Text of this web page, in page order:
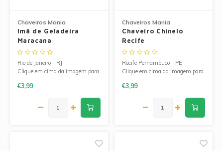
Chaveiros Mania
Imã de Geladeira
Maracana
Rio de Janeiro - RJ
Clique em cima da imagem para
€3,99
Chaveiros Mania
Chaveiro Chinelo
Recife
Recife Pernambuco - PE
Clique em cima da imagem para
€3,99